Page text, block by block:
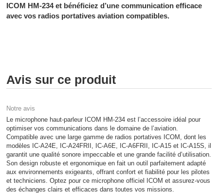
ICOM HM-234 et bénéficiez d’une communication efficace
avec vos radios portatives aviation compatibles.
Avis sur ce produit
Notre avis
Le microphone haut-parleur ICOM HM-234 est l’accessoire idéal pour
optimiser vos communications dans le domaine de l’aviation.
Compatible avec une large gamme de radios portatives ICOM, dont les
modèles IC-A24E, IC-A24FRII, IC-A6E, IC-A6FRII, IC-A15 et IC-A15S, il
garantit une qualité sonore impeccable et une grande facilité d’utilisation.
Son design robuste et ergonomique en fait un outil parfaitement adapté
aux environnements exigeants, offrant confort et fiabilité pour les pilotes
et techniciens. Optez pour ce microphone officiel ICOM et assurez-vous
des échanges clairs et efficaces dans toutes vos missions.